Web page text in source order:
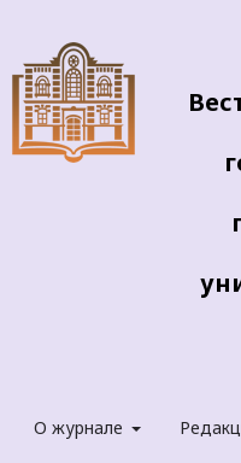
О журнале